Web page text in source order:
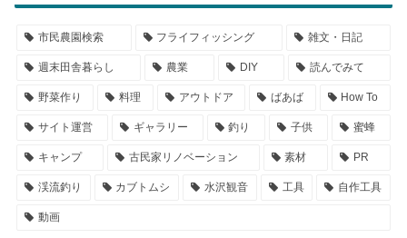
市民農園検索 フライフィッシング 雑文・日記
週末田舎暮らし 農業 DIY 読んでみて
野菜作り 料理 アウトドア ばあば How To
サイト運営 ギャラリー 釣り 子供 蜜蜂
キャンプ 古民家リノベーション 素材 PR
渓流釣り カブトムシ 水沢観音 工具 自作工具
動画